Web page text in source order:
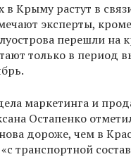
Крыму растут в
эксперты, кроме
перешли на
только в период
маркетинга и
Остапенко
дороже, чем в
«с транспортной